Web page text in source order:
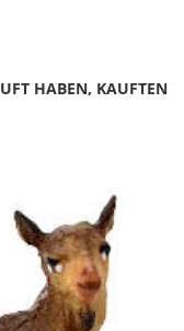
HABEN, KAUFTEN